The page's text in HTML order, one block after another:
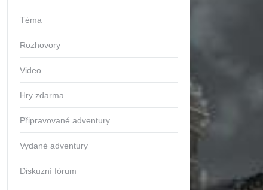
Téma
Rozhovory
Video
Hry zdarma
Připravované adventury
Vydané adventury
Diskuzní fórum